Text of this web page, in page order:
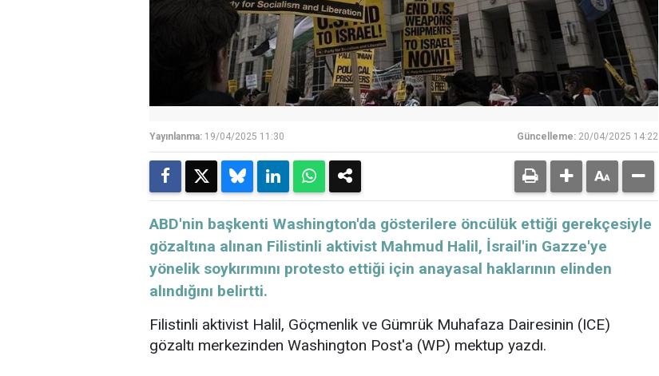
Yayınlanma: 19/04/2025 11:30 Güncelleme: 20/04/2025 14:22
ABD'nin başkenti Washington'da gösterilere öncülük ettiği gerekçesiyle
gözaltına alınan Filistinli aktivist Mahmud Halil, İsrail'in Gazze'ye
yönelik soykırımını protesto ettiği için anayasal haklarının elinden
alındığını belirtti.
Filistinli aktivist Halil, Göçmenlik ve Gümrük Muhafaza Dairesinin (ICE)
gözaltı merkezinden Washington Post'a (WP) mektup yazdı.